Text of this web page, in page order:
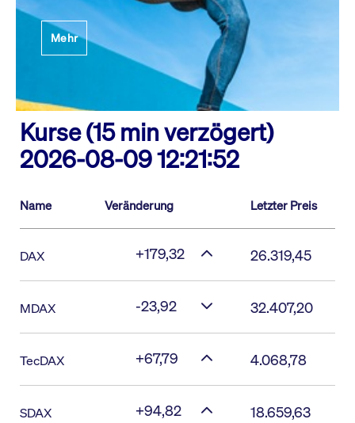
Mehr
Kurse (15 min verzögert)
2026-08-09 12:21:52
Name Veränderung Letzter Preis
DAX +179,32 26.319,45
MDAX -23,92 32.407,20
TecDAX +67,79 4.068,78
SDAX +94,82 18.659,63